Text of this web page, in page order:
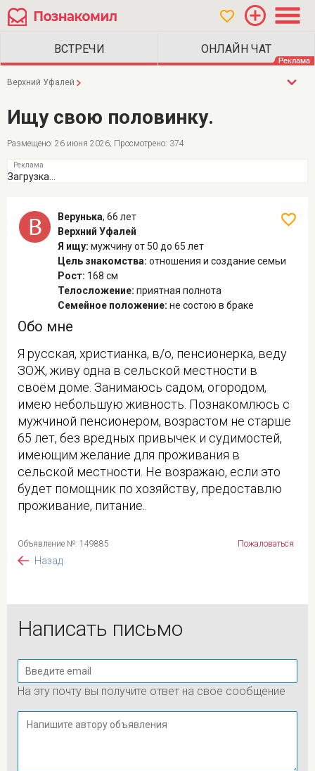
Верхний Уфалей
Ищу свою половинку.
Размещено: 26 июня 2026; Просмотрено: 374
Загрузка...
Верунька, 66 лет
Верхний Уфалей
Я ищу: мужчинуот 50 до 65 лет
Цель знакомства: отношения и создание семьи
Рост: 168 см
Телосложение: приятная полнота
Семейное положение: не состою в браке
Обо мне
Я русская, христианка, в/о, пенсионерка, веду
ЗОЖ, живу одна в сельской местности в
своём доме. Занимаюсь садом, огородом,
имею небольшую живность. Познакомлюсь с
мужчиной пенсионером, возрастом не старше
65 лет, без вредных привычек и судимостей,
имеющим желание для проживания в
сельской местности. Не возражаю, если это
будет помощник по хозяйству, предоставлю
проживание, питание..
Объявление №: 149885 Пожаловаться
Назад
Написать письмо
На эту почту вы получите ответ на свое сообщение